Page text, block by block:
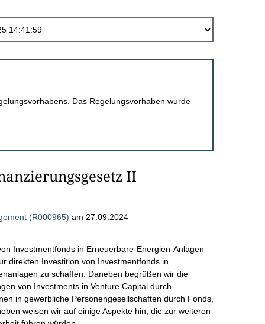
Das Regelungsvorhaben wurde
II
(R000965) am 27.09.2024
Investmentfonds in Erneuerbare-Energien-Anlagen
direkten Investition von Investmentfonds in
zu schaffen. Daneben begrüßen wir die
von Investments in Venture Capital durch
in gewerbliche Personengesellschaften durch Fonds,
weisen wir auf einige Aspekte hin, die zur weiteren